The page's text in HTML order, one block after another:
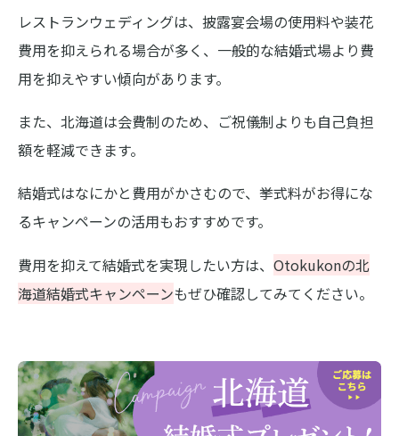
レストランウェディングは、披露宴会場の使用料や装花
費用を抑えられる場合が多く、一般的な結婚式場より費
用を抑えやすい傾向があります。
また、北海道は会費制のため、ご祝儀制よりも自己負担
額を軽減できます。
結婚式はなにかと費用がかさむので、挙式料がお得にな
るキャンペーンの活用もおすすめです。
費用を抑えて結婚式を実現したい方は、 Otokukonの北
海道結婚式キャンペーンもぜひ確認してみてください。